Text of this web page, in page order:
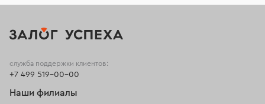
служба поддержки клиентов:
+7 499 519-00-00
Наши филиалы